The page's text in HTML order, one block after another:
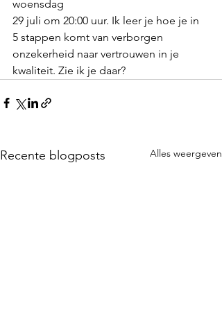
woensdag
29 juli om 20:00 uur. Ik leer je hoe je in
5 stappen komt van verborgen
onzekerheid naar vertrouwen in je
kwaliteit. Zie ik je daar?
Recente blogposts Alles weergeven